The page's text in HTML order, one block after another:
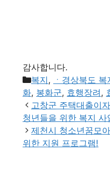
감사합니다.
카
테
고
리
복지 , ㆍ경상북도 복
화, 봉화군, 효행장려 ,
고창군 주택대출이
청년들을 위한 복지 사
제천시 청소년꿈모
위한 지원 프로그램!